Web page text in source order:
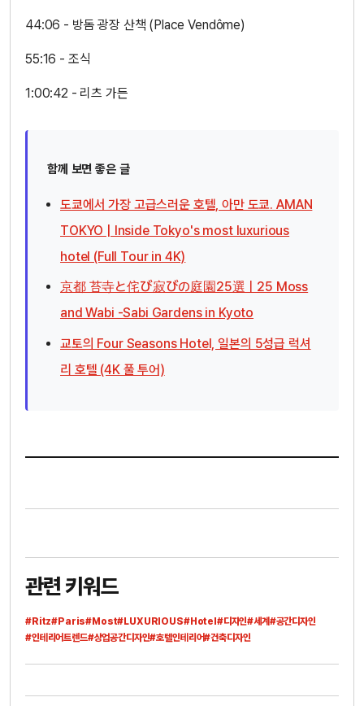
44:06 - 방돔 광장 산책 (Place Vendôme)
55:16 - 조식
1:00:42 - 리츠 가든
함께 보면 좋은 글
도쿄에서 가장 고급스러운 호텔, 아만 도쿄. AMAN
TOKYO | Inside Tokyo's most luxurious
hotel (Full Tour in 4K)
京都 苔寺と侘び寂びの庭園25選｜25 Moss
and Wabi -Sabi Gardens in Kyoto
교토의 Four Seasons Hotel, 일본의 5성급 럭셔
리 호텔 (4K 풀 투어)
관련 키워드
#Ritz#Paris#Most#LUXURIOUS#Hotel#디자인#세계#공간디자인
#인테리어트렌드#상업공간디자인#호텔인테리어#건축디자인